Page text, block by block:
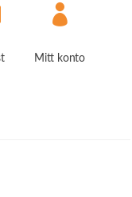

Mitt konto